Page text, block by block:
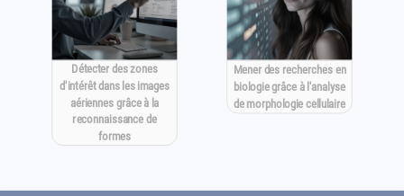
Détecter des zones
d'intérêt dans les images
aériennes grâce à la
reconnaissance de
formes
Mener des recherches en
biologie grâce à l'analyse
de morphologie cellulaire